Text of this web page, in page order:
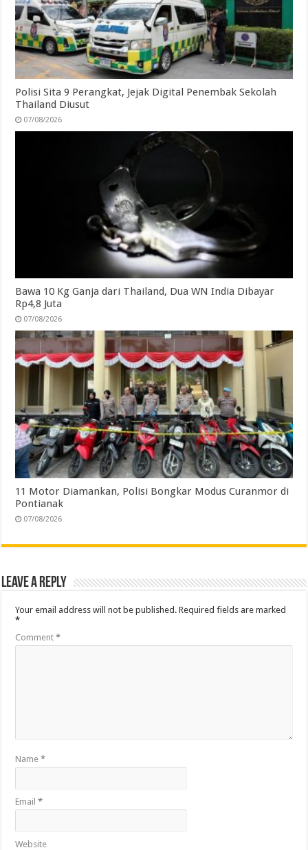
Polisi Sita 9 Perangkat, Jejak Digital Penembak Sekolah
Thailand Diusut
07/08/2026
Bawa 10 Kg Ganja dari Thailand, Dua WN India Dibayar
Rp4,8 Juta
07/08/2026
11 Motor Diamankan, Polisi Bongkar Modus Curanmor di
Pontianak
07/08/2026
Leave a Reply
Your email address will not be published. Required fields are marked
*
Comment*
Name*
Email*
Website